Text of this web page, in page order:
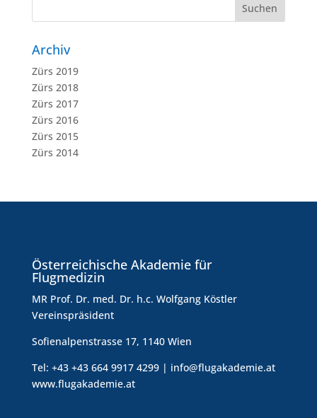
Archiv
Zürs 2019
Zürs 2018
Zürs 2017
Zürs 2016
Zürs 2015
Zürs 2014
Österreichische Akademie für
Flugmedizin
MR Prof. Dr. med. Dr. h.c. Wolfgang Köstler
Vereinspräsident
Sofienalpenstrasse 17, 1140 Wien
Tel: +43 +43 664 9917 4299 | info@flugakademie.at
www.flugakademie.at